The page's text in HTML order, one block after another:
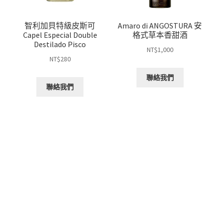
智利加貝特級皮斯可
Capel Especial Double
Destilado Pisco
NT$280
聯絡我們
Amaro di ANGOSTURA 安
格式草本香甜酒
NT$1,000
聯絡我們